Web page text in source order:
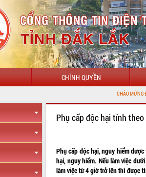
CHÍNH QUYỀN
CHÀO MỪNG ĐẾN VỚI
Phụ cấp độc hại tính
Phụ cấp độc hại, nguy hiểm
hại, nguy hiểm. Nếu làm việc
làm việc từ 4 giờ trở lên thì được